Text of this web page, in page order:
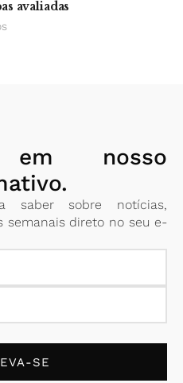
avaliadas
em nosso
saber sobre notícias,
semanais direto no seu e-
SE